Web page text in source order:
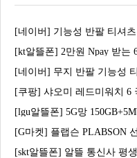
[네이버] 기능성 반팔 티셔
[쿠팡] 샤오미 레드미워치 6
[skt알뜰폰] 알뜰 통신사 평